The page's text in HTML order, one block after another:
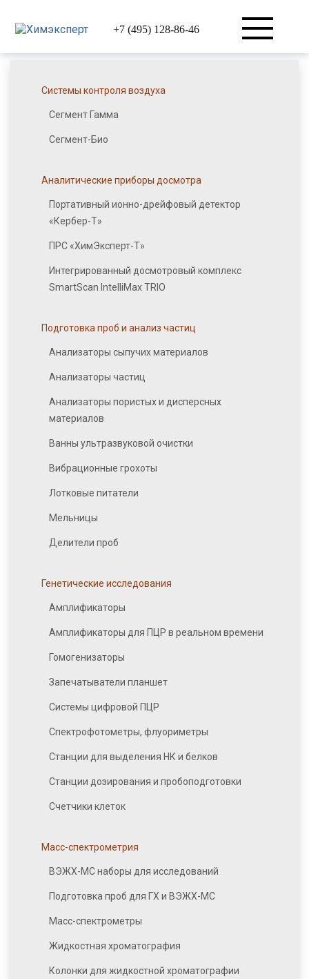
+7 (495) 128-86-46
Системы контроля воздуха
Сегмент Гамма
Сегмент-Био
Аналитические приборы досмотра
Портативный ионно-дрейфовый детектор
«Кербер-Т»
ПРС «ХимЭксперт-Т»
Интегрированный досмотровый комплекс
SmartScan IntelliMax TRIO
Подготовка проб и анализ частиц
Анализаторы сыпучих материалов
Анализаторы частиц
Анализаторы пористых и дисперсных
материалов
Ванны ультразвуковой очистки
Вибрационные грохоты
Лотковые питатели
Мельницы
Делители проб
Генетические исследования
Амплификаторы
Амплификаторы для ПЦР в реальном времени
Гомогенизаторы
Запечатыватели планшет
Системы цифровой ПЦР
Спектрофотометры, флуориметры
Станции для выделения НК и белков
Станции дозирования и пробоподготовки
Счетчики клеток
Масс-спектрометрия
ВЭЖХ-МС наборы для исследований
Подготовка проб для ГХ и ВЭЖХ-МС
Масс-спектрометры
Жидкостная хроматография
Колонки для жидкостной хроматографии